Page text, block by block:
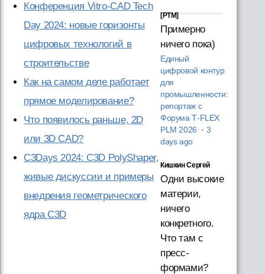
Конференция Vitro-CAD Tech
Day 2024: новые горизонты
цифровых технологий в
строительстве
Как на самом деле работает
прямое моделирование?
Что появилось раньше, 2D
или 3D CAD?
C3Days 2024: C3D PolyShaper,
живые дискуссии и примеры
внедрения геометрического
ядра C3D
[PTM]
Примерно
ничего пока)
Единый
цифровой контур
для
промышленности:
репортаж с
Форума T‑FLEX
PLM 2026 · 3
days ago
Кишкин Сергей
Одни высокие
материи,
ничего
конкретного.
Что там с
пресс-
формами?